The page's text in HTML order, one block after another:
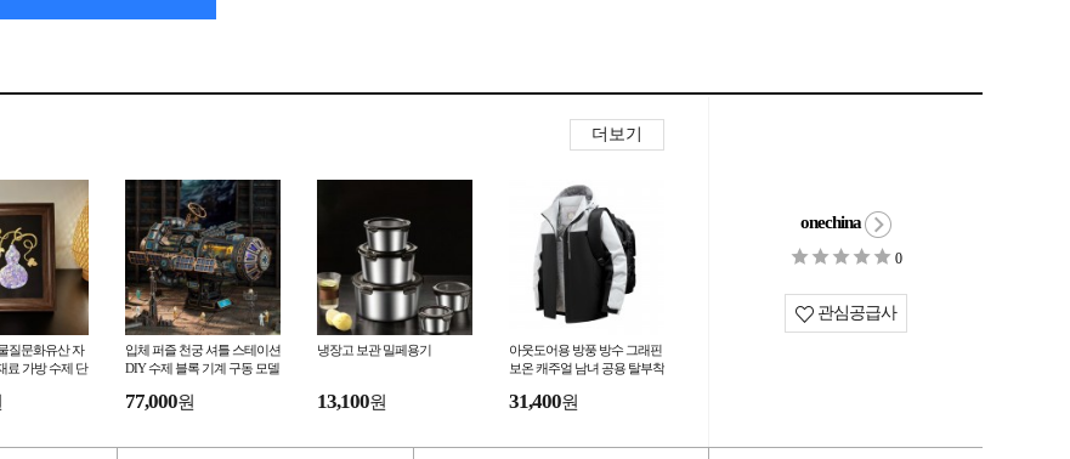
더보기
질문화유산 자
료 가방 수제 단
입체 퍼즐 천궁 셔틀 스테이션
DIY 수제 블록 기계 구동 모델
77,000원
냉장고 보관 밀페용기
13,100원
아웃도어용 방풍 방수 그래핀
보온 캐주얼 남녀 공용 탈부착
31,400원
onechina
0
관심공급사